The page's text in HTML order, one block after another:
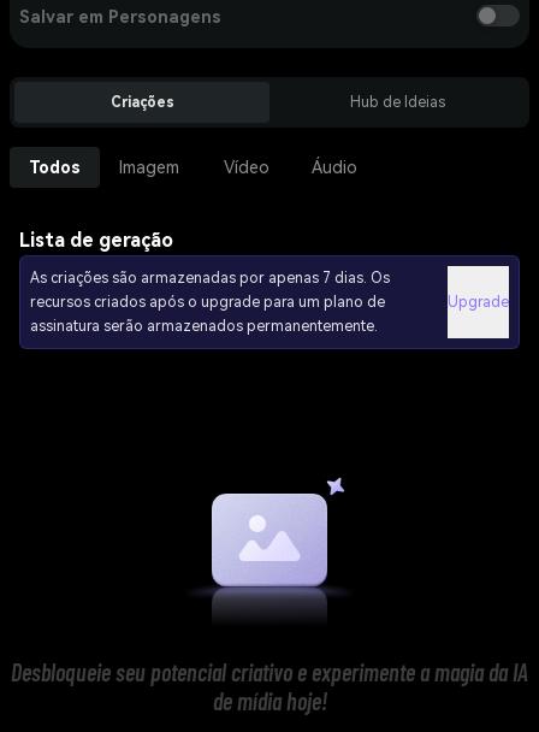
Salvar em Personagens
Criações Hub de Ideias
Todos Imagem Vídeo Áudio
Lista de geração
As criações são armazenadas por apenas 7 dias. Os
recursos criados após o upgrade para um plano de
assinatura serão armazenados permanentemente.
Upgrade
Desbloqueie seu potencial criativo e experimente a magia da IA
de mídia hoje!